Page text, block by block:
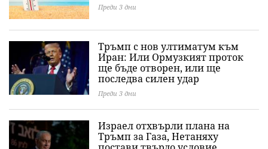
Преди 3 дни
Тръмп с нов ултиматум към
Иран: Или Ормузкият проток
ще бъде отворен, или ще
последва силен удар
Преди 3 дни
Израел отхвърли плана на
Тръмп за Газа, Нетаняху